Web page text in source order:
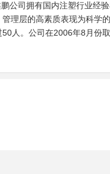
公司拥有国内注塑行业经
管理层的高素质表现为科学
50人。公司在2006年8月份